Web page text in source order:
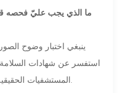
ما الذي يجب عليّ فحصه
ينبغي اختبار وضوح
استفسر عن شهادات